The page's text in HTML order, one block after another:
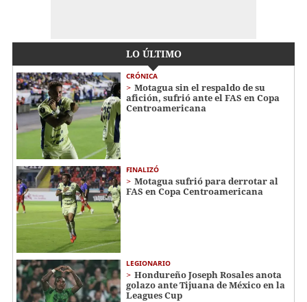
LO ÚLTIMO
CRÓNICA
Motagua sin el respaldo de su
afición, sufrió ante el FAS en Copa
Centroamericana
FINALIZÓ
Motagua sufrió para derrotar al
FAS en Copa Centroamericana
LEGIONARIO
Hondureño Joseph Rosales anota
golazo ante Tijuana de México en la
Leagues Cup